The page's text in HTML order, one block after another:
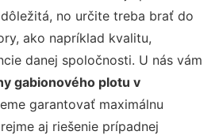
no určite treba brať do
ako napríklad kvalitu,
danej spoločnosti. U nás vám
gabionového plotu v
garantovať maximálnu
aj riešenie prípadnej